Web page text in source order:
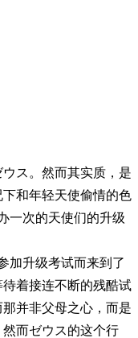
ス。然而其实质，是
和年轻天使偷情的色
一次的天使们的升级
加升级考试而来到了
着接连不断的残酷试
并非父母之心，而是
而ゼウス的这个行